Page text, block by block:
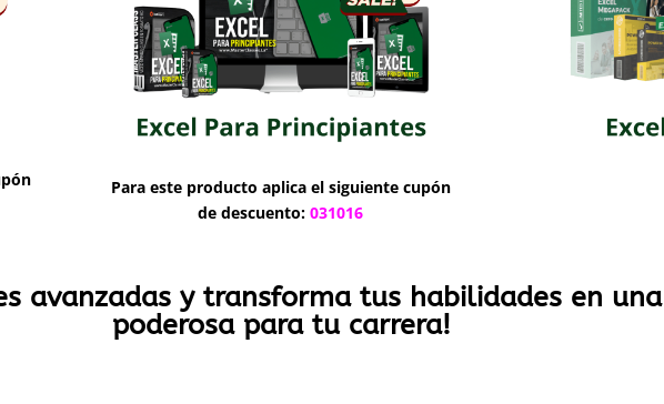
Para este producto aplica el siguiente cupón
de descuento:031016
avanzadas y transforma tus habilidades en
poderosa para tu carrera!